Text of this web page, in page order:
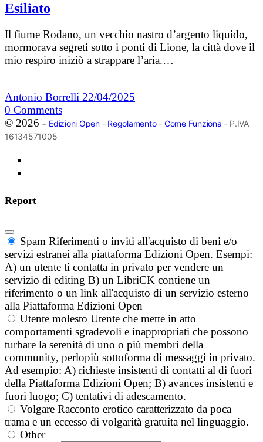
Esiliato
Il fiume Rodano, un vecchio nastro d’argento liquido,
mormorava segreti sotto i ponti di Lione, la città dove il
mio respiro iniziò a strappare l’aria.…
Antonio Borrelli 22/04/2025
0 Comments
© 2026 - Edizioni Open- Regolamento- Come Funziona - P.IVA
16134571005
Report
Spam Riferimenti o inviti all'acquisto di beni e/o
servizi estranei alla piattaforma Edizioni Open. Esempi:
A) un utente ti contatta in privato per vendere un
servizio di editing B) un LibriCK contiene un
riferimento o un link all'acquisto di un servizio esterno
alla Piattaforma Edizioni Open
Utente molesto Utente che mette in atto
comportamenti sgradevoli e inappropriati che possono
turbare la serenità di uno o più membri della
community, perlopiù sottoforma di messaggi in privato.
Ad esempio: A) richieste insistenti di contatti al di fuori
della Piattaforma Edizioni Open; B) avances insistenti e
fuori luogo; C) tentativi di adescamento.
Volgare Racconto erotico caratterizzato da poca
trama e un eccesso di volgarità gratuita nel linguaggio.
Other